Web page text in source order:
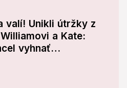
valí! Unikli útržky z
a Kate:
vyhnať